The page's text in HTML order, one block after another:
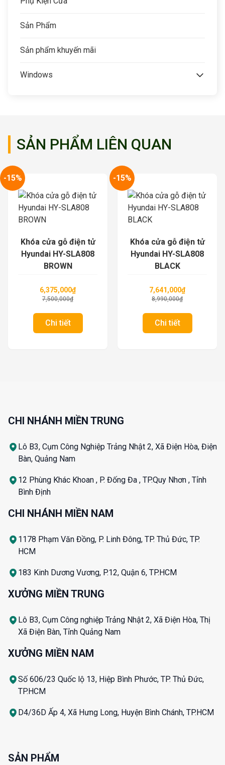
Sản Phẩm
Sản phẩm khuyến mãi
Windows
SẢN PHẨM LIÊN QUAN
-15%
Khóa cửa gỗ điện tử
Hyundai HY-SLA808
BROWN
6,375,000₫
7,500,000₫
Chi tiết
-15%
Khóa cửa gỗ điện tử
Hyundai HY-SLA808
BLACK
7,641,000₫
8,990,000₫
Chi tiết
CHI NHÁNH MIỀN TRUNG
Lô B3, Cụm Công Nghiệp Trảng Nhật 2, Xã Điện Hòa, Điện
Bàn, Quảng Nam
12 Phùng Khác Khoan , P. Đống Đa , TP.Quy Nhơn , Tỉnh
Bình Định
CHI NHÁNH MIỀN NAM
1178 Phạm Văn Đồng, P. Linh Đông, TP. Thủ Đức, TP.
HCM
183 Kinh Dương Vương, P.12, Quận 6, TP.HCM
XƯỞNG MIỀN TRUNG
Lô B3, Cụm Công nghiệp Trảng Nhật 2, Xã Điện Hòa, Thị
Xã Điện Bàn, Tỉnh Quảng Nam
XƯỞNG MIỀN NAM
Số 606/23 Quốc lộ 13, Hiệp Bình Phước, TP. Thủ Đức,
TP.HCM
D4/36D Ấp 4, Xã Hưng Long, Huyện Bình Chánh, TP.HCM
SẢN PHẨM